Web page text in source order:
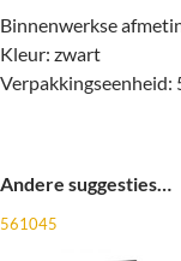
Binnenwerkse
Kleur: zwart
Verpakkingseenheid:
Andere suggesties…
561045